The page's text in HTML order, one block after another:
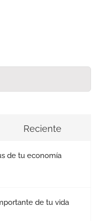
Reciente
de tu economía
de tu vida